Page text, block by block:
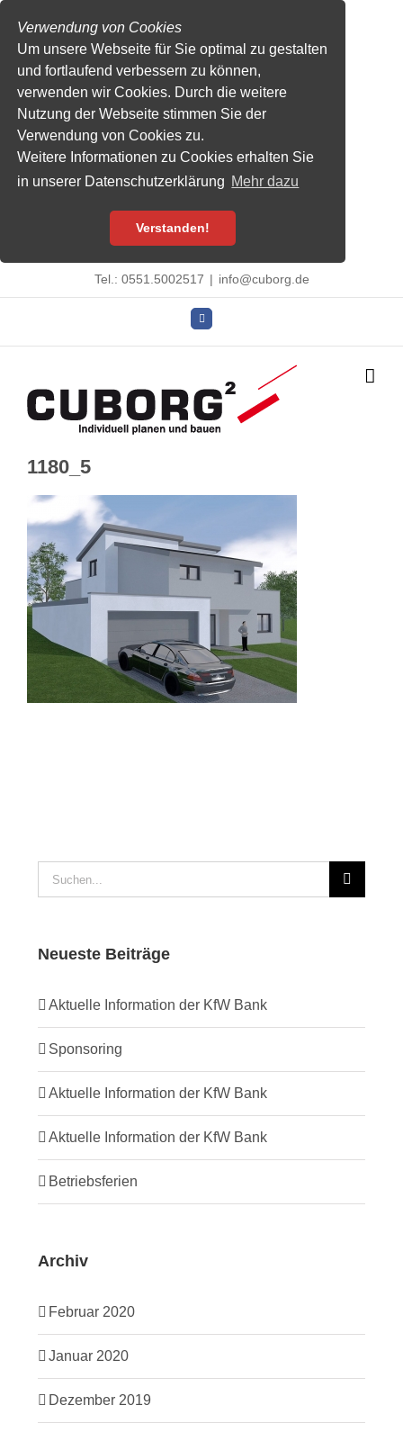
Verwendung von Cookies
Um unsere Webseite für Sie optimal zu gestalten
und fortlaufend verbessern zu können,
verwenden wir Cookies. Durch die weitere
Nutzung der Webseite stimmen Sie der
Verwendung von Cookies zu.
Weitere Informationen zu Cookies erhalten Sie
in unserer Datenschutzerklärung Mehr dazu
Verstanden!
Inhalt
Tel.: 0551.5002517 | info@cuborg.de
Facebook
1180_5
Suche
nach:
Neueste Beiträge
Aktuelle Information der KfW Bank
Sponsoring
Aktuelle Information der KfW Bank
Aktuelle Information der KfW Bank
Betriebsferien
Archiv
Februar 2020
Januar 2020
Dezember 2019